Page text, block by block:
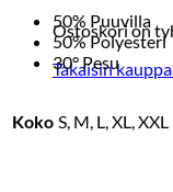
Ostoskori on
Takaisin
50% Puuvilla
50% Polyesteri
30° Pesu
Koko S, M, L, XL, XXL